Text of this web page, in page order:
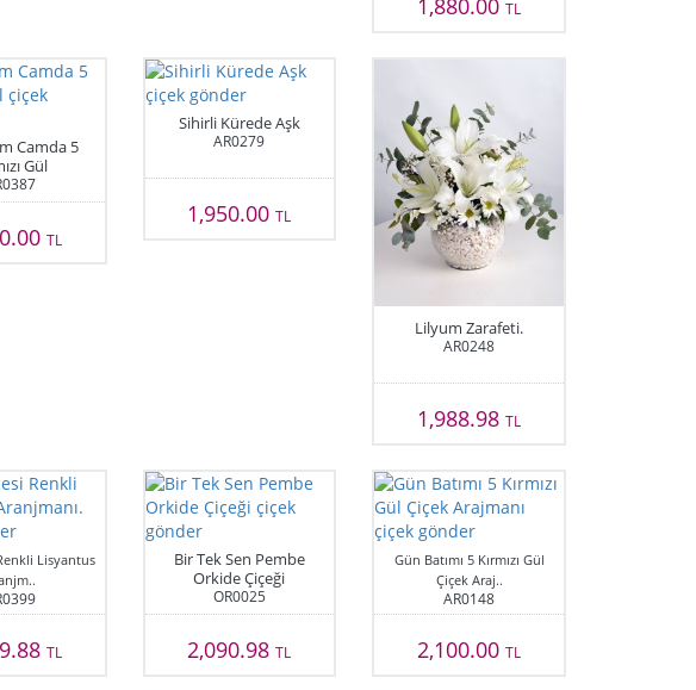
1,880.00TL
Camda 5
Gül
TL
Sihirli Kürede Aşk
AR0279
1,950.00TL
Lilyum Zarafeti.
AR0248
1,988.98TL
Lisyantus
TL
Bir Tek Sen Pembe
Orkide Çiçeği
OR0025
2,090.98TL
Gün Batımı 5 Kırmızı Gül
Çiçek Araj..
AR0148
2,100.00TL